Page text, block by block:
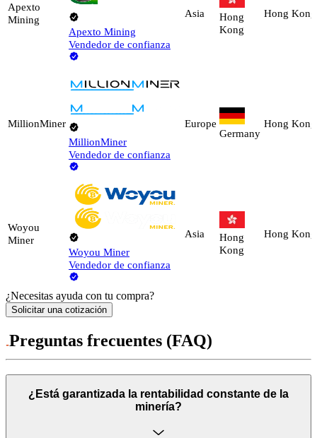
Apexto
Mining
Apexto Mining
Vendedor de confianza
Asia
Hong
Kong
Hong Kong
MillionMiner
MillionMiner
Vendedor de confianza
Europe
Germany
Hong Kong
Woyou
Miner
Woyou Miner
Vendedor de confianza
Asia
Hong
Kong
Hong Kong
¿Necesitas ayuda con tu compra?
Solicitar una cotización
Preguntas frecuentes (FAQ)
¿Está garantizada la rentabilidad constante de la
minería?